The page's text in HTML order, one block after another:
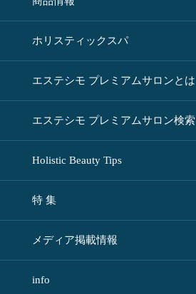
ホリスティックスパ
エステシモ プレミアムサロンとは
エステシモ プレミアムサロン検索
Holistic Beauty Tips
特 集
メディア掲載情報
info